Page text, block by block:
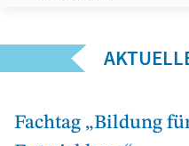
Fachtag „Bildung